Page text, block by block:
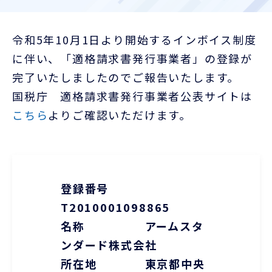
令和5年10月1日より開始するインボイス制度
に伴い、「適格請求書発行事業者」の登録が
完了いたしましたのでご報告いたします。
国税庁 適格請求書発行事業者公表サイトは
こちらよりご確認いただけます。
登録番号
T2010001098865
名称 アームスタ
ンダード株式会社
所在地 東京都中央